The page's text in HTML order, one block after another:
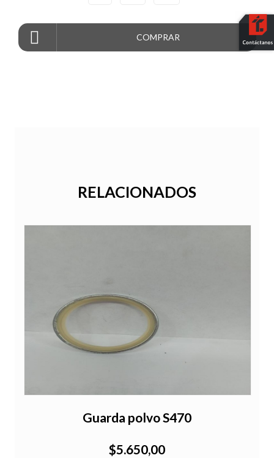
COMPRAR
RELACIONADOS
Guarda polvo S470
$5.650,00